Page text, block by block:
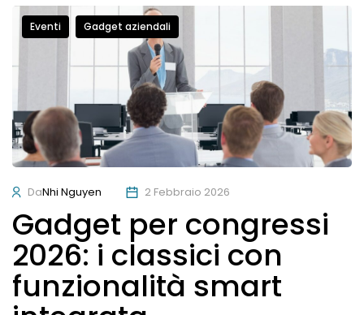
Eventi Gadget aziendali
DaNhi Nguyen 2 Febbraio 2026
Gadget per congressi
2026: i classici con
funzionalità smart